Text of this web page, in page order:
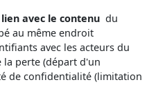
avec le contenu du
au même endroit
avec les acteurs du
la perte (départ d'un
de confidentialité (limitation